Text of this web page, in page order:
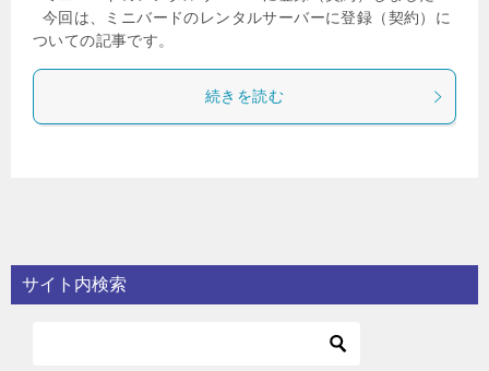
今回は、ミニバードのレンタルサーバーに登録（契約）に
ついての記事です。
続きを読む
サイト内検索